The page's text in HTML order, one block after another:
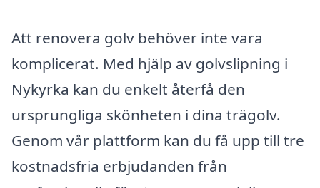
Att renovera golv behöver inte vara
komplicerat. Med hjälp av golvslipning i
Nykyrka kan du enkelt återfå den
ursprungliga skönheten i dina trägolv.
Genom vår plattform kan du få upp till tre
kostnadsfria erbjudanden från